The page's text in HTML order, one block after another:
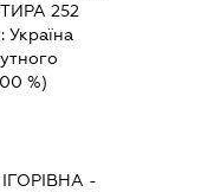
252
Україна
%)
-